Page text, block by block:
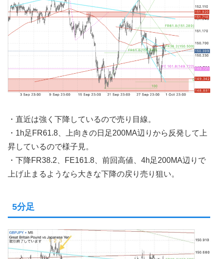
・直近は強く下降しているので売り目線。
・1h足FR61.8、上向きの日足200MA辺りから反発して上
昇しているので様子見。
・下降FR38.2、FE161.8、前回高値、4h足200MA辺りで
上げ止まるようなら大きな下降の戻り売り狙い。
5分足